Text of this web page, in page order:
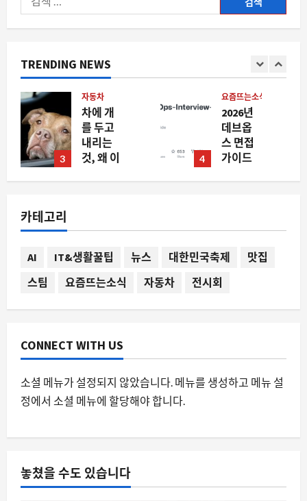
색:
TRENDING NEWS
3
자동차
차에 개
를 두고
내리는
것, 왜 이
0
4
요즘뜨는소식
2026년
데브옵
스 면접
가이드
AI 시대
8월 9,
2026
카테고리
AI IT&생활꿀팁 뉴스 대한민국축제
맛집
스팀
요즘뜨는소식 자동차 전시회
CONNECT WITH US
소셜 메뉴가 설정되지 않았습니다. 메뉴를 생성하고 메뉴 설
정에서 소셜 메뉴에 할당해야 합니다.
놓쳤을 수도 있습니다